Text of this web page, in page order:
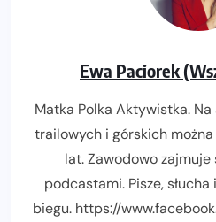
Ewa Paciorek
Matka Polka Aktywistka.
trailowych i górskich
lat. Zawodowo
podcastami. Pisze,
biegu. https://